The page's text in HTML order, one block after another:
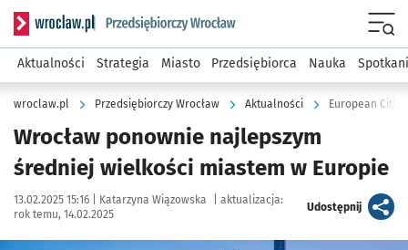
Serwis informacyjny wroclaw.pl podserwis: Strategia
Aktualności Strategia Miasto Przedsiębiorca Nauka
wroclaw.pl Przedsiębiorczy Wrocław Aktualności European
Wrocław ponownie najlepszym
średniej wielkości miastem w Europie
Data publikacji:
13.02.2025 15:16 | Autor:
Katarzyna Wiązowska
aktualizacja:
rok temu, 14.02.2025
Udostępnijartykuł